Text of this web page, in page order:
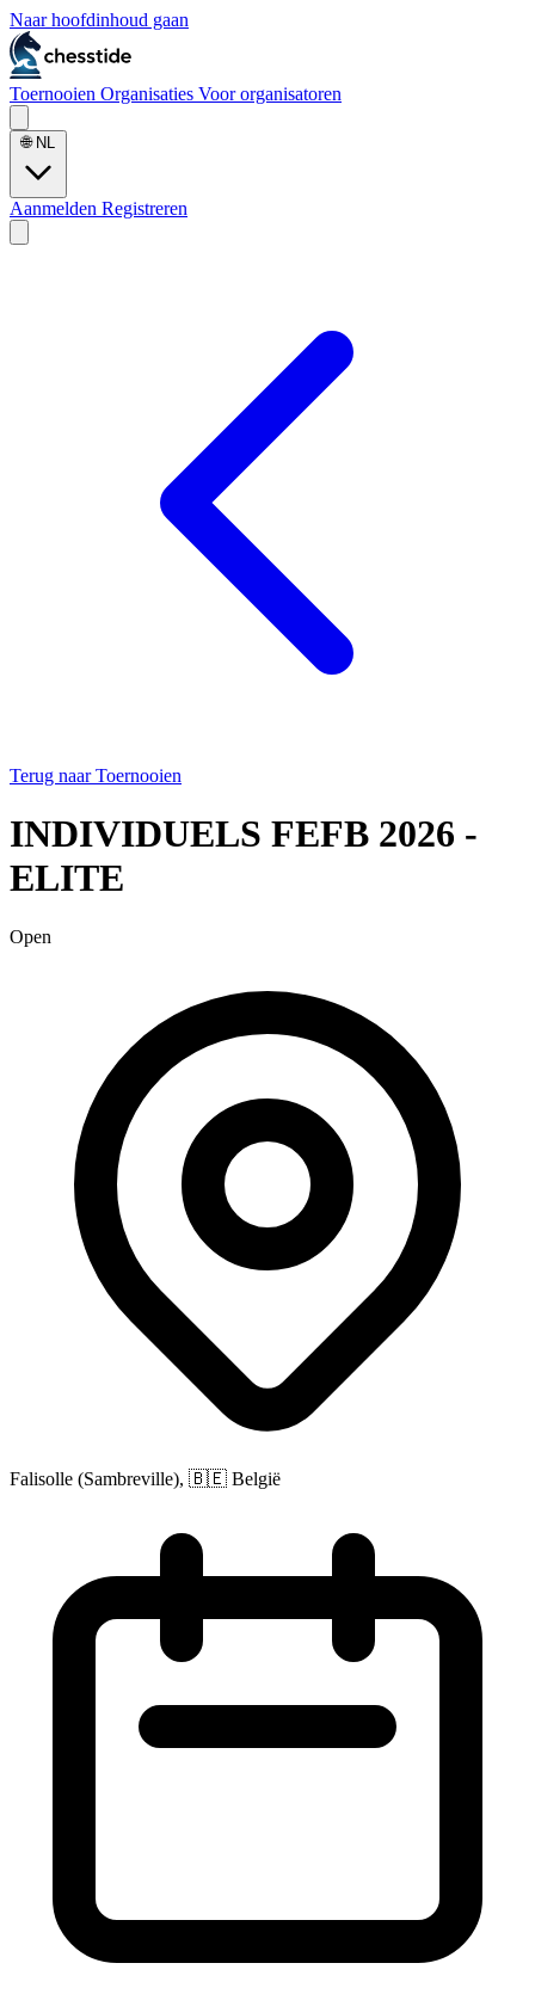
Naar hoofdinhoud gaan
Toernooien Organisaties Voor organisatoren
🌐 NL
Aanmelden Registreren
Terug naar Toernooien
INDIVIDUELS FEFB 2026 -
ELITE
Open
Falisolle (Sambreville), 🇧🇪 België